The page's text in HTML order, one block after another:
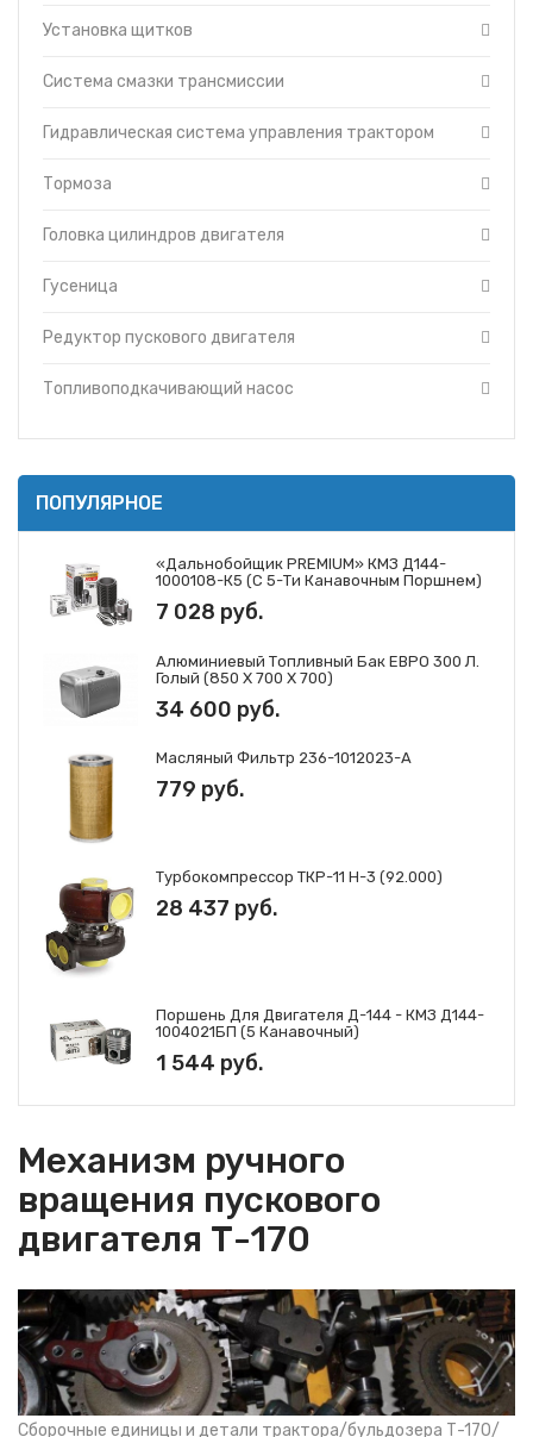
Установка щитков
Система смазки трансмиссии
Гидравлическая система управления трактором
Тормоза
Головка цилиндров двигателя
Гусеница
Редуктор пускового двигателя
Топливоподкачивающий насос
ПОПУЛЯРНОЕ
«Дальнобойщик PREMIUM» КМЗ Д144-
1000108-К5 (с 5-Ти Канавочным Поршнем)
7 028 руб.
Алюминиевый Топливный Бак ЕВРО 300 Л.
Голый (850 Х 700 Х 700)
34 600 руб.
Масляный Фильтр 236-1012023-А
779 руб.
Турбокомпрессор ТКР-11 Н-3 (92.000)
28 437 руб.
Поршень Для Двигателя Д-144 - КМЗ Д144-
1004021БП (5 Канавочный)
1 544 руб.
Механизм ручного
вращения пускового
двигателя Т-170
Сборочные единицы и детали трактора/бульдозера Т-170/